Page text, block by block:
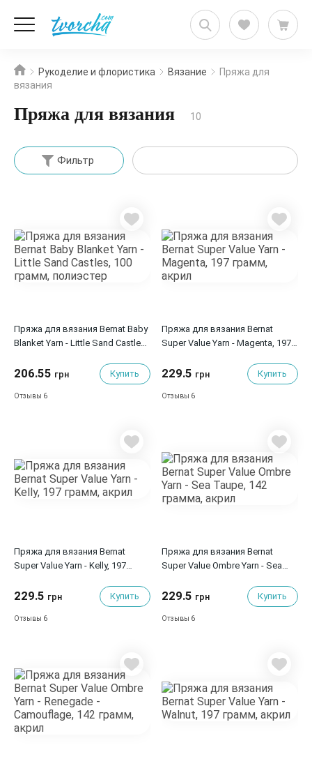
Рукоделие и флористика Вязание
Пряжа для
вязания
Пряжа для вязания 10
Фильтр
Пряжа для вязания Bernat Baby
Blanket Yarn - Little Sand Castles,
206.55 грн Купить
Отзывы 6
Пряжа для вязания Bernat
Super Value Yarn - Magenta, 197
229.5 грн Купить
Отзывы 6
Пряжа для вязания Bernat
Super Value Yarn - Kelly, 197
229.5 грн Купить
Отзывы 6
Пряжа для вязания Bernat
Super Value Ombre Yarn - Sea
229.5 грн Купить
Отзывы 6